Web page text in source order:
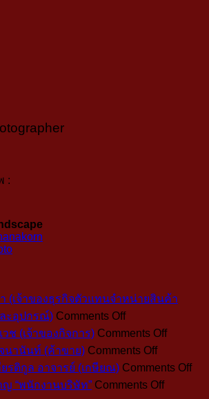
:
(เจ้าของธุรกิจตัวแทนจำหน่ายสินค้า
ะอุปกรณ์) Comments Offon
สุจิ
รา
พวง
กิจจา
ช (เจ้าของกิจการ) Comments Offon
บริบูรณ์
นานันท์ (ค้าขาย) Comments Offon
เบญจวรร
มุ
รติกูล อาจารย์ (เกษียณ) Comments Offon
“พนักงานบริษัท” Comments Offon